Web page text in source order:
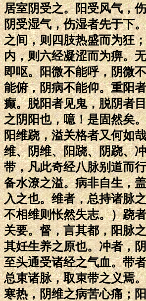
居室阴受之。阳受风气，
阴受湿气，伤湿者先于下
之间，则四肢热盛而为狂
内，则六经凝涩而为痹。
即呕。阳微不能呼，阴微
能俯，阴病不能仰。重阳
癫。脱阳者见鬼，脱阴者
之阴阳也，噫！是固然矣
阳维跷，溢关格者又何如
维、阴维、阳跷、阴跷、
带，凡此奇经八脉别道而
备水潦之溢。病非自生，
入之也。维者，总持诸脉
不相维则怅然失志。）跷
关要。督，言其都，阳脉
其妊生养之原也。冲者，
至头通受诸经之气血。带
总束诸脉，取束带之义焉
寒热，阴维之病苦心痛；